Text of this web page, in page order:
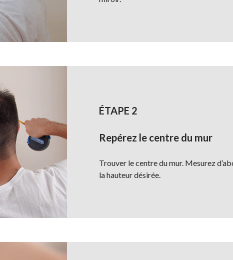
ÉTAPE 2
Repérez le centre du mur
Trouver le centre du mur. Mesurez
la hauteur désirée.